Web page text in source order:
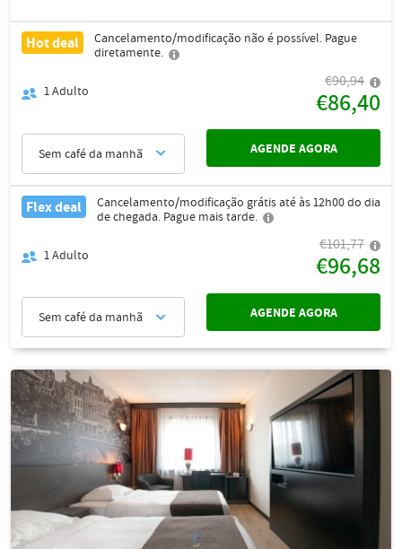
Hot deal
Cancelamento/modificação não é possível. Pague
diretamente.
1Adulto
€90,94
€86,40
Sem café da manhã AGENDE AGORA
Flex deal
Cancelamento/modificação grátis até às 12h00 do dia
de chegada. Pague mais tarde.
1Adulto
€101,77
€96,68
Sem café da manhã AGENDE AGORA